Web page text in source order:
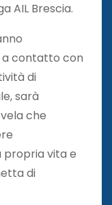
AIL Brescia.
a contatto con
di
sarà
che
vita e
di